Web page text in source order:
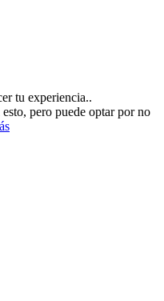
tu experiencia..
pero puede optar por no